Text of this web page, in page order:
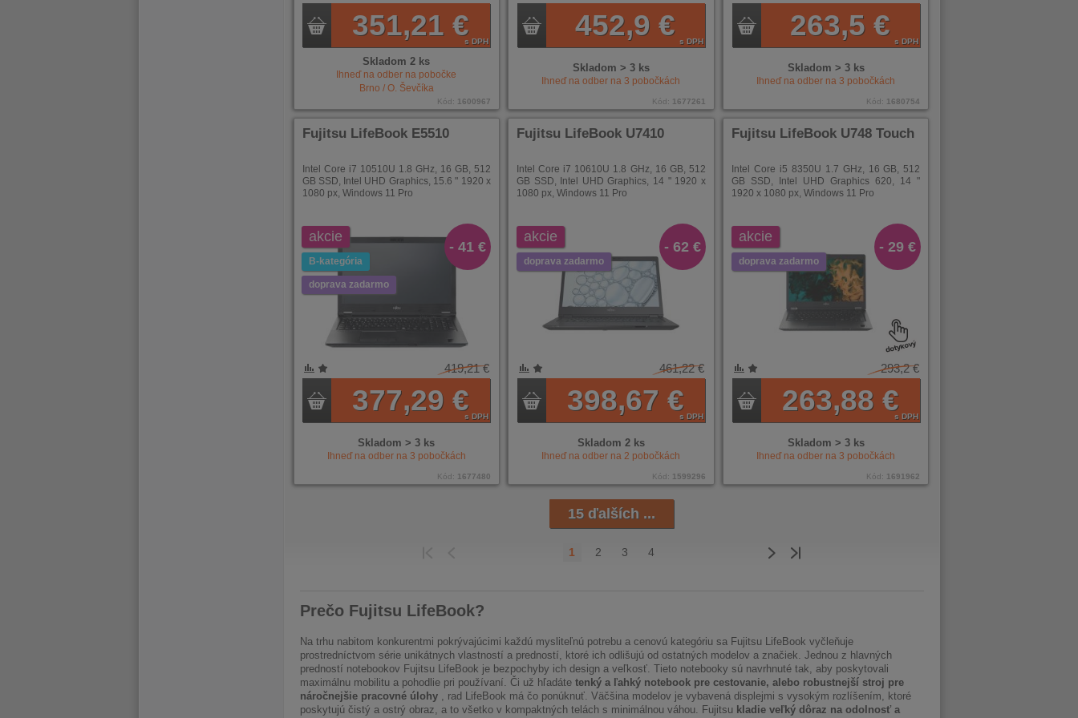
351,21 €s DPH
Skladom 2 ks
Ihneď na odber na pobočke
Brno / O. Ševčíka
Kód: 1600967
452,9 € s DPH
Skladom > 3 ks
Ihneď na odber na3 pobočkách
Kód: 1677261
263,5 € s DPH
Skladom > 3 ks
Ihneď na odber na3 pobočkách
Kód: 1680754
Fujitsu LifeBook E5510
Intel Core i7 10510U 1.8 GHz, 16 GB, 512
GB SSD, Intel UHD Graphics, 15.6 " 1920 x
1080 px, Windows 11 Pro
akcie
B-kategória
doprava zadarmo
- 41 €
419,21 €
377,29 €s DPH
Skladom > 3 ks
Ihneď na odber na 3 pobočkách
Kód: 1677480
Fujitsu LifeBook U7410
Intel Core i7 10610U 1.8 GHz, 16 GB, 512
GB SSD, Intel UHD Graphics, 14 " 1920 x
1080 px, Windows 11 Pro
akcie
doprava zadarmo
- 62 €
461,22 €
398,67 €s DPH
Skladom 2 ks
Ihneď na odber na2 pobočkách
Kód: 1599296
Fujitsu LifeBook U748 Touch
Intel Core i5 8350U 1.7 GHz, 16 GB, 512
GB SSD, Intel UHD Graphics 620, 14 "
1920 x 1080 px, Windows 11 Pro
akcie
doprava zadarmo
- 29 €
POROVNÁNÍ
OBLÍBENÉ 293,2 €
263,88 €s DPH
Skladom > 3 ks
Ihneď na odber na3 pobočkách
Kód: 1691962
15 ďalších ...
1 2 3 4
Prečo Fujitsu LifeBook?
Na trhu nabitom konkurentmi pokrývajúcimi každú mysliteľnú potrebu a cenovú kategóriu sa Fujitsu LifeBook vyčleňuje
prostredníctvom série unikátnych vlastností a predností, ktoré ich odlišujú od ostatných modelov a značiek. Jednou z hlavných
predností notebookov Fujitsu LifeBook je bezpochyby ich design a veľkosť. Tieto notebooky sú navrhnuté tak, aby poskytovali
maximálnu mobilitu a pohodlie pri používaní. Či už hľadáte tenký a ľahký notebook pre cestovanie, alebo robustnejší stroj pre
náročnejšie pracovné úlohy, rad LifeBook má čo ponúknuť. Väčšina modelov je vybavená displejmi s vysokým rozlíšením, ktoré
poskytujú čistý a ostrý obraz, a to všetko v kompaktných telách s minimálnou váhou. Fujitsu kladie veľký dôraz na odolnosť a